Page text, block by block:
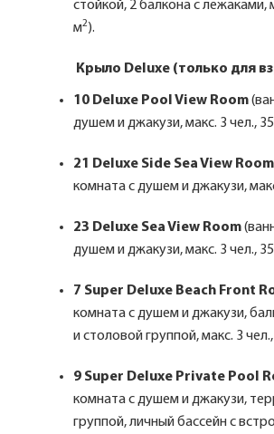
стойкой, 2 балкона с лежаками,
м2).
Крыло Deluxe (только для
10 Deluxe Pool View Room
душем и джакузи, макс. 3 чел.,
21 Deluxe Side Sea View Room
комната с душем и джакузи,
23 Deluxe Sea View Room
душем и джакузи, макс. 3 чел.,
7 Super Deluxe Beach Front
комната с душем и джакузи,
и столовой группой, макс. 3
9 Super Deluxe Private Pool
комната с душем и джакузи,
группой, личный бассейн с